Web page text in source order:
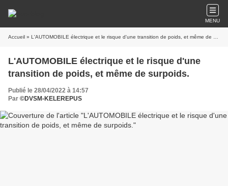
MENU
Accueil » L'AUTOMOBILE électrique et le risque d'une transition de poids, et même de surpoids.
L'AUTOMOBILE électrique et le risque d'une
transition de poids, et même de surpoids.
Publié le 28/04/2022 à 14:57
Par ©DVSM-KELEREPUS